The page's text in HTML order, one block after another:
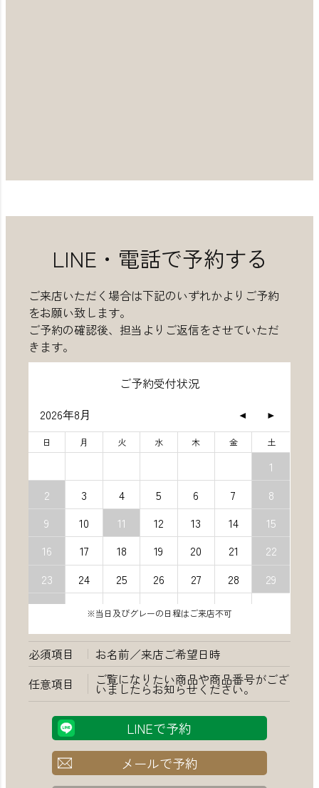
LINE・電話で予約する
ご来店いただく場合は下記のいずれかよりご予約
をお願い致します。
ご予約の確認後、担当よりご返信をさせていただ
きます。
ご予約受付状況
※当日及びグレーの日程はご来店不可
必須項目
お名前／来店ご希望日時
任意項目
ご覧になりたい商品や商品番号がござ
いましたらお知らせください。
LINEで予約
メールで予約